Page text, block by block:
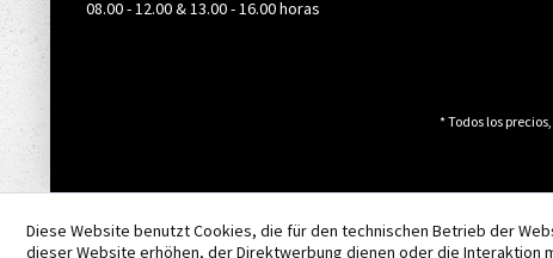
08.00 - 12.00 & 13.00 - 16.00 horas
* Todos los
Diese Website benutzt Cookies, die für den technischen Betrieb der
dieser Website erhöhen, der Direktwerbung dienen oder die Interaktion